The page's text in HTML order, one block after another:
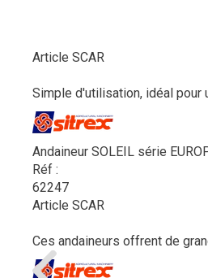
Article SCAR
Simple d'utilisation, idéal pour
Andaineur SOLEIL série
Réf :
62247
Article SCAR
Ces andaineurs offrent de